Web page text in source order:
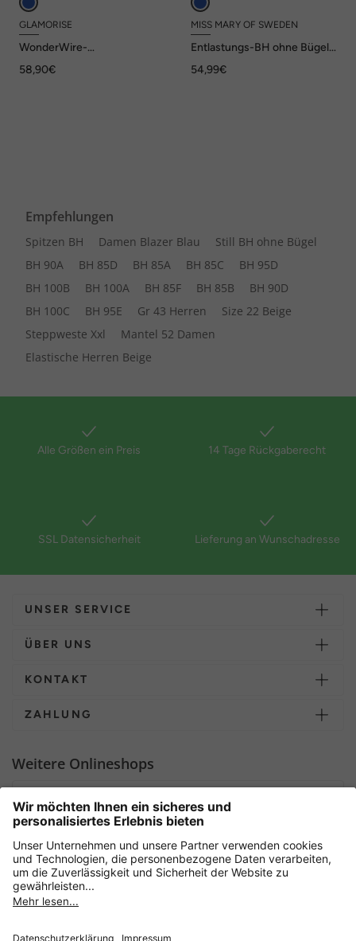
GLAMORISE
WonderWire-
Rücken
58,90€
MISS MARY OF SWEDEN
Entlastungs-BH ohne Bügel
54,99€
Empfehlungen
Spitzen BH Damen Blazer Blau
Still BH ohne Bügel
BH 90A
BH 85D BH 85A BH 85C
BH 95D
BH 100B
BH 100A BH 85F BH 85B
BH 90D
BH 100C
BH 95E Gr 43 Herren
Size 22 Beige
Steppweste Xxl
Mantel 52 Damen
Elastische Herren Beige
Alle Größen ein Preis 14 Tage Rückgaberecht
SSL Datensicherheit Lieferung an Wunschadresse
UNSER SERVICE
ÜBER UNS
KONTAKT
ZAHLUNG
Weitere Onlineshops
Sicher einkaufen mit